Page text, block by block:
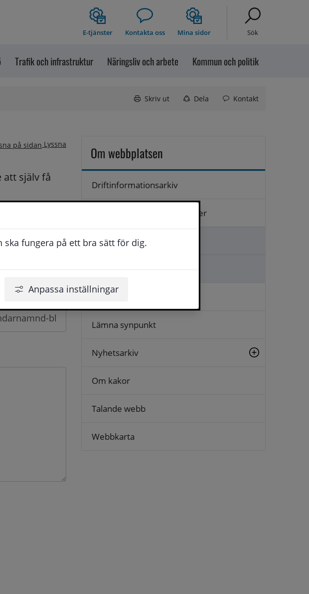
fungera på ett bra sätt för dig.
Anpassa inställningar
E-tjänster Kontakta oss Mina sidor Sök
Trafik och infrastruktur Näringsliv och arbete Kommun och politik
Skriv ut Dela Kontakt
Lyssna
själv få
arbetstid.
Om webbplatsen
Driftinformationsarkiv
Hantering av personuppgifter
Kontakta oss
Ställa en fråga
Logga in
Lämna synpunkt
Nyhetsarkiv
Om kakor
Talande webb
Webbkarta